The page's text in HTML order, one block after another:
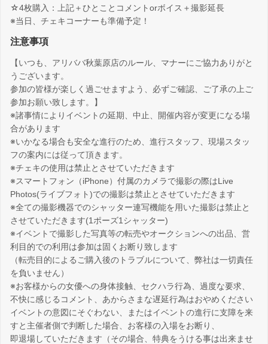
☆4枚購入：上記＋ひとことコメントorボイス＋撮影延長
※当日、チェキコーナーも準備予定！
注意事項
【いつも、アリババ秋葉原店のルール、マナーにご協力ありがと
うございます。
参加の皆様が楽しく過ごせますよう、必ずご確認、ご了承の上ご
参加お願い致します。】
※諸事情によりイベントの延期、中止、開催内容が変更になる場
合があります
※いかなる場合も安全な進行のため、進行スタッフ、現場スタッ
フの案内には従って頂きます。
※チェキの使用は禁止とさせていただきます
※スマートフォン（iPhone）付属のカメラで撮影の際はLive
Photos(ライブフォト)での撮影は禁止とさせていただきます
※全ての撮影機器でのシャッター連写機能を用いた撮影は禁止と
させていただきます(1ポーズ1シャッター)
※イベントで撮影した写真等の転売やオークションへの出品、営
利目的での利用は参加は固くお断り致します
（転売目的によるご購入後のトラブルについて、弊社は一切責任
を負いません）
※お客様からの女優への身体接触、セクハラ行為、過度な要求、
不快に感じるコメント、あからさまな遅延行為はおやめください
イベントの意図にそぐわない、またはイベントの進行に支障を来
すと主催者側で判断した場合、お客様の入場をお断り、
即退場していただきます（その場合、特典をうける事は出来ませ